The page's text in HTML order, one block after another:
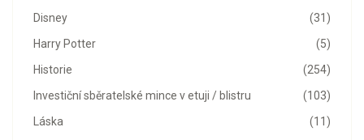
(31)
Disney
(5)
Harry Potter
(254)
Historie
(103)
Investiční sběratelské mince v etuji / blistru
(11)
Láska